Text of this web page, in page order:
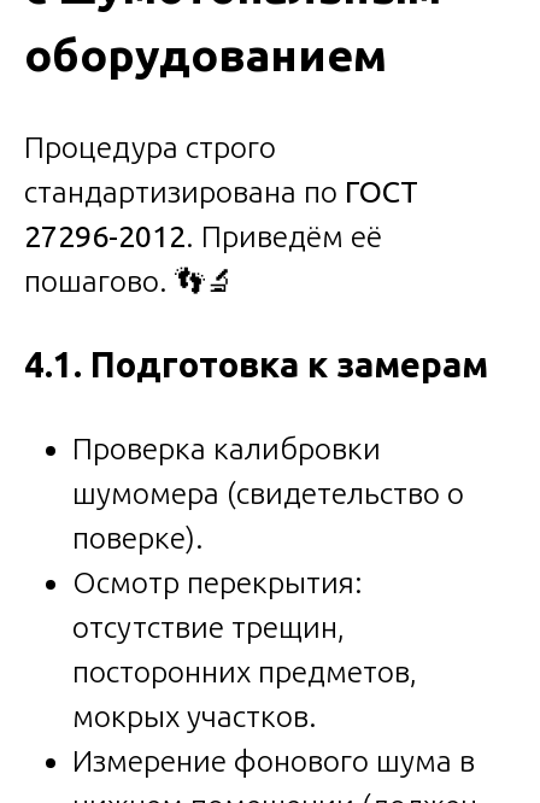
оборудованием
Процедура строго
стандартизирована по ГОСТ
27296-2012. Приведём её
пошагово. 👣🔬
4.1. Подготовка к замерам
Проверка калибровки
шумомера (свидетельство о
поверке).
Осмотр перекрытия:
отсутствие трещин,
посторонних предметов,
мокрых участков.
Измерение фонового шума в